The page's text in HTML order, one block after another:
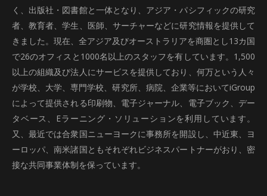
く、出版社・図書館と一体となり、アジア・パシフィックの研究
者、教育者、学生、医師、サーチャーなどに研究情報を提供して
きました。現在、全アジア及びオーストラリアを商圏とし13カ国
で26のオフィスと1000名以上のスタッフを有しています。1,500
以上の組織及び法人にサービスを提供しており、何万という人々
が学校、大学、専門学校、研究所、病院、企業等においてiGroup
によって提供される印刷物、電子ジャーナル、電子ブック、デー
タベース、Eラーニング・ソリューションを利用しています。
又、最近では合衆国ニューヨークに事務所を開設し、中近東、ヨ
ーロッパ、南米諸国ともそれぞれビジネスパートナーがおり、密
接な共同事業体制を保っています。